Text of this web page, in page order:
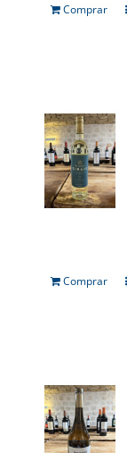
Comprar
Comprar